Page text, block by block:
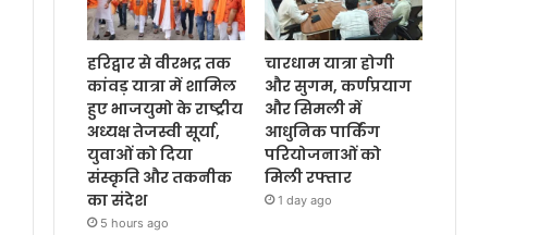
हरिद्वार से वीरभद्र तक
कांवड़ यात्रा में शामिल
हुए भाजयुमो के राष्ट्रीय
अध्यक्ष तेजस्वी सूर्या,
युवाओं को दिया
संस्कृति और तकनीक
का संदेश
5 hours ago
चारधाम यात्रा होगी
और सुगम, कर्णप्रयाग
और सिमली में
आधुनिक पार्किंग
परियोजनाओं को
मिली रफ्तार
1 day ago